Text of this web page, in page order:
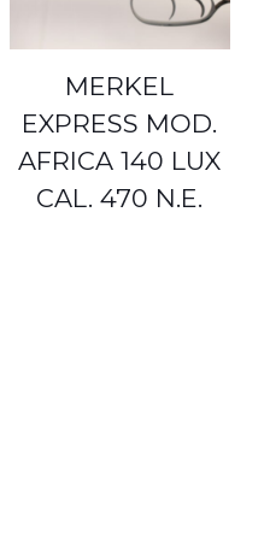
MERKEL
EXPRESS MOD.
AFRICA 140 LUX
CAL. 470 N.E.